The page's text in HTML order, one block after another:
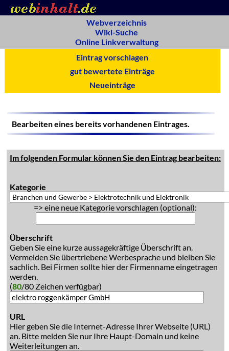
Webverzeichnis
Wiki-Suche
Online Linkverwaltung
Eintrag vorschlagen
gut bewertete Einträge
Neueinträge
Bearbeiten eines bereits vorhandenen Eintrages.
Im folgenden Formular können Sie den Eintrag bearbeiten:
Kategorie
=> eine neue Kategorie vorschlagen (optional):
Überschrift
Geben Sie eine kurze aussagekräftige Überschrift an.
Vermeiden Sie übertriebene Werbesprache und bleiben Sie
sachlich. Bei Firmen sollte hier der Firmenname eingetragen
werden.
(80/80 Zeichen verfügbar)
URL
Hier geben Sie die Internet-Adresse Ihrer Webseite (URL)
an. Bitte melden Sie nur Ihre Haupt-Domain und keine
Weiterleitungen an.